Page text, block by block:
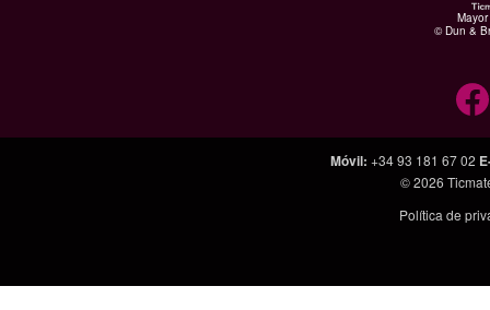
© Dun &
Móvil: +34 93 181 67 02
© 2026
Política de